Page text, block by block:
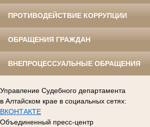
ПРОТИВОДЕЙСТВИЕ КОРРУПЦИИ
ОБРАЩЕНИЯ ГРАЖДАН
ВНЕПРОЦЕССУАЛЬНЫЕ ОБРАЩЕНИЯ
Управление Судебного департамента
в Алтайском крае в социальных сетях:
ВКОНТАКТЕ
Объединенный пресс-центр